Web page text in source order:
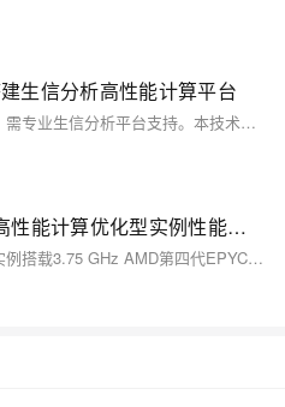
生信分析高性能计算平台
生物医药行业产生PB级海量数据，需专业生信分析平台支持。本技术地图涵盖平台搭建全流程：从架构设计、关键技术解析，到标准化分析流程介绍及部署优化策略，助力IT团队高效构建生信算力平台。立即下载完整版！
阿里云hpc8ae服务器ECS高性能计算优化型实例性能详解
阿里云ECS的HPC优化型hpc8ae实例搭载3.75 GHz AMD第四代EPYC处理器，配备64 Gbps eRDMA网络，专为工业仿真、EDA、地质勘探等HPC工作负载设计。实例提供1:4的CPU内存配比，支持ESSD存储和IPv4/IPv6，操作系统限于特定版本的CentOS和Alibaba Cloud Linux。ecs.hpc8ae.32xlarge实例拥有64核和256 GiB内存，网络带宽和eRDMA带宽均为64 Gbit/s。适用于CFD、FEA、气象预报等场景。